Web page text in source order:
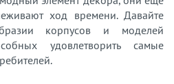
ход времени. Давайте
корпусов и моделей
удовлетворить самые